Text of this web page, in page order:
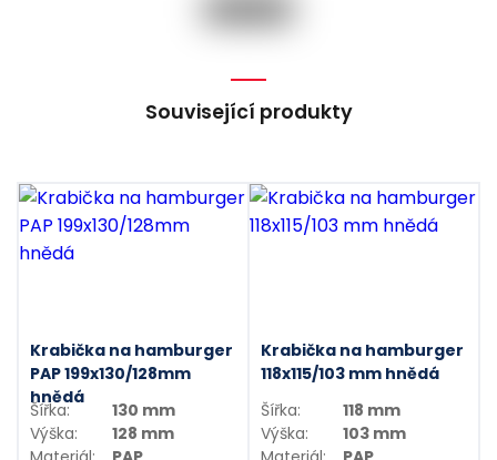
Související produkty
Krabička na hamburger
PAP 199x130/128mm
hnědá
Šířka:
130 mm
Výška:
128 mm
Krabička na hamburger
118x115/103 mm hnědá
Šířka:
118 mm
Výška:
103 mm